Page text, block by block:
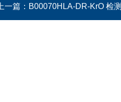
上一篇： B00070HLA-DR-KrO 检